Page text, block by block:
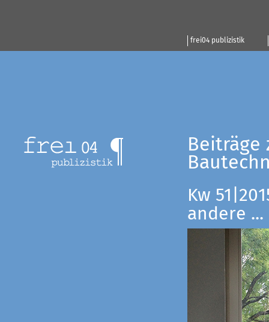
frei04 publizistik
Beiträge
Kw
andere ...